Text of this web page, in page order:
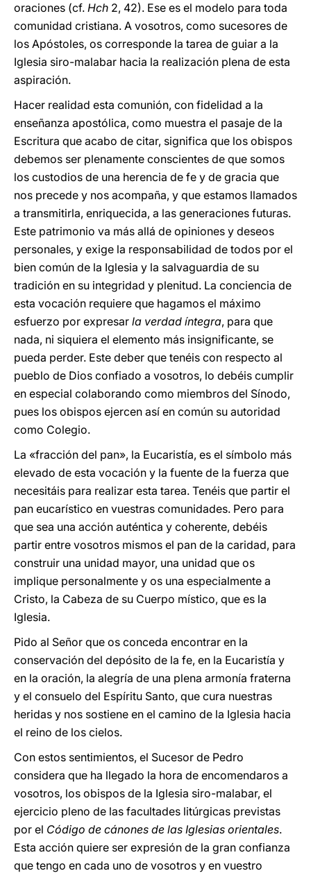
oraciones (cf. Hch 2, 42). Ese es el modelo para toda
comunidad cristiana. A vosotros, como sucesores de
los Apóstoles, os corresponde la tarea de guiar a la
Iglesia siro-malabar hacia la realización plena de esta
aspiración.
Hacer realidad esta comunión, con fidelidad a la
enseñanza apostólica, como muestra el pasaje de la
Escritura que acabo de citar, significa que los obispos
debemos ser plenamente conscientes de que somos
los custodios de una herencia de fe y de gracia que
nos precede y nos acompaña, y que estamos llamados
a transmitirla, enriquecida, a las generaciones futuras.
Este patrimonio va más allá de opiniones y deseos
personales, y exige la responsabilidad de todos por el
bien común de la Iglesia y la salvaguardia de su
tradición en su integridad y plenitud. La conciencia de
esta vocación requiere que hagamos el máximo
esfuerzo por expresar la verdad íntegra, para que
nada, ni siquiera el elemento más insignificante, se
pueda perder. Este deber que tenéis con respecto al
pueblo de Dios confiado a vosotros, lo debéis cumplir
en especial colaborando como miembros del Sínodo,
pues los obispos ejercen así en común su autoridad
como Colegio.
La «fracción del pan», la Eucaristía, es el símbolo más
elevado de esta vocación y la fuente de la fuerza que
necesitáis para realizar esta tarea. Tenéis que partir el
pan eucarístico en vuestras comunidades. Pero para
que sea una acción auténtica y coherente, debéis
partir entre vosotros mismos el pan de la caridad, para
construir una unidad mayor, una unidad que os
implique personalmente y os una especialmente a
Cristo, la Cabeza de su Cuerpo místico, que es la
Iglesia.
Pido al Señor que os conceda encontrar en la
conservación del depósito de la fe, en la Eucaristía y
en la oración, la alegría de una plena armonía fraterna
y el consuelo del Espíritu Santo, que cura nuestras
heridas y nos sostiene en el camino de la Iglesia hacia
el reino de los cielos.
Con estos sentimientos, el Sucesor de Pedro
considera que ha llegado la hora de encomendaros a
vosotros, los obispos de la Iglesia siro-malabar, el
ejercicio pleno de las facultades litúrgicas previstas
por el Código de cánones de las Iglesias orientales.
Esta acción quiere ser expresión de la gran confianza
que tengo en cada uno de vosotros y en vuestro